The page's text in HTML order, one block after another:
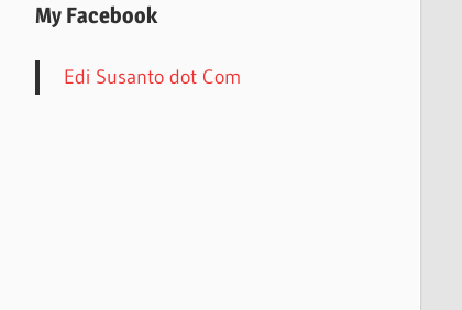
My Facebook
Edi Susanto dot Com